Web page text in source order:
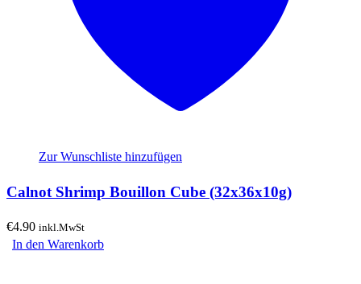
Zur Wunschliste hinzufügen
Calnot Shrimp Bouillon Cube (32x36x10g)
€4.90 inkl.MwSt
In den Warenkorb